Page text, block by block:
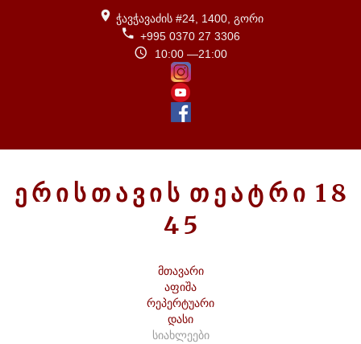
ჭავჭავაძის #24, 1400, გორი
+995 0370 27 3306
10:00 —21:00
ᲔᲠᲘᲡᲗᲐᲕᲘᲡ ᲗᲔᲐᲢᲠᲘ 1 8
45
მთავარი
აფიშა
რეპერტუარი
დასი
სიახლეები